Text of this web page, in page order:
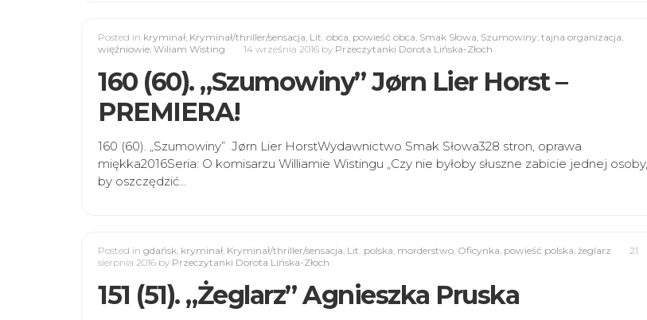
Posted in kryminał Kryminał/thriller/sensacja Lit. obca powieść obca Smak Słowa Szumowiny tajna organizacja
więźniowie Wiliam Wisting 14 września 2016 by Przeczytanki Dorota Lińska-Złoch
160 (60). „Szumowiny” Jørn Lier Horst –
PREMIERA!
160 (60). „Szumowiny” Jørn Lier HorstWydawnictwo Smak Słowa328 stron, oprawa
miękka2016Seria: O komisarzu Williamie Wistingu „Czy nie byłoby słuszne zabicie jednej osoby,
by oszczędzić…
Posted in gdańsk kryminał Kryminał/thriller/sensacja Lit. polska morderstwo Oficynka powieść polska żeglarz
21
sierpnia 2016 by Przeczytanki Dorota Lińska-Złoch
151 (51). „Żeglarz” Agnieszka Pruska